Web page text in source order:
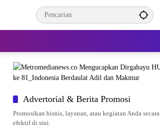
Advertorial & Berita Promosi
Promosikan bisnis, layanan, atau kegiatan Anda secara
efektif di sini.